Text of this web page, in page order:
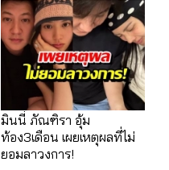
มินนี่ ภัณฑิรา อุ้ม
ท้อง3เดือน เผยเหตุผลที่ไม่
ยอมลาวงการ!